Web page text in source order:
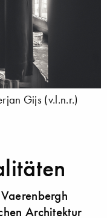
Gijs (v.l.n.r.)
Architektur